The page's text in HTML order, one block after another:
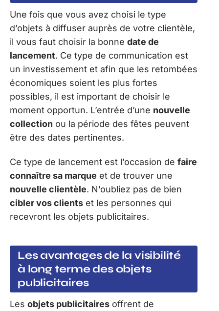
Une fois que vous avez choisi le type
d’objets à diffuser auprès de votre clientèle,
il vous faut choisir la bonne date de
lancement. Ce type de communication est
un investissement et afin que les retombées
économiques soient les plus fortes
possibles, il est important de choisir le
moment opportun. L’entrée d’une nouvelle
collection ou la période des fêtes peuvent
être des dates pertinentes.
Ce type de lancement est l’occasion de faire
connaître sa marque et de trouver une
nouvelle clientèle. N’oubliez pas de bien
cibler vos clients et les personnes qui
recevront les objets publicitaires.
Les avantages de la visibilité
à long terme des objets
publicitaires
Les objets publicitaires offrent de